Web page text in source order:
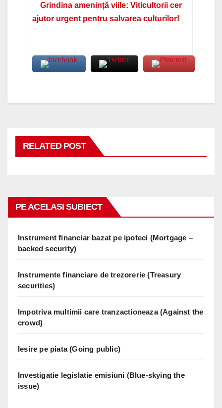
Grindina amenință viile: Viticultorii cer
ajutor urgent pentru salvarea culturilor!
RELATED POST
PE ACELASI SUBIECT
Instrument financiar bazat pe ipoteci (Mortgage –
backed security)
Instrumente financiare de trezorerie (Treasury
securities)
Impotriva multimii care tranzactioneaza (Against the
crowd)
Iesire pe piata (Going public)
Investigatie legislatie emisiuni (Blue-skying the
issue)